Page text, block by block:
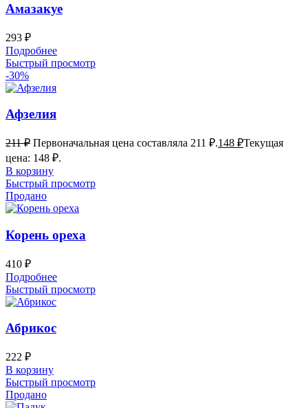
Амазакуе
293 ₽
Подробнее
Быстрый просмотр
-30%
Афзелия
211₽ Первоначальная цена составляла 211 ₽.148 ₽Текущая
цена: 148 ₽.
В корзину
Быстрый просмотр
Продано
Корень ореха
410 ₽
Подробнее
Быстрый просмотр
Абрикос
222 ₽
В корзину
Быстрый просмотр
Продано